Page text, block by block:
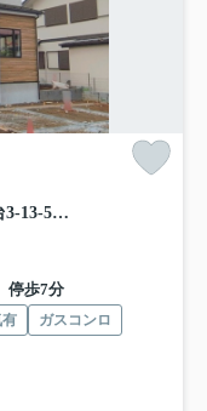
『八王子市新築戸建て』八王子市北野台3-13-5【仲介手数料無料】 ３３期
停歩7分
有
ガスコンロ